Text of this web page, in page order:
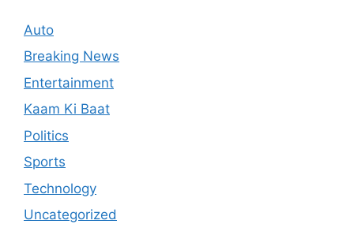
Auto
Breaking News
Entertainment
Kaam Ki Baat
Politics
Sports
Technology
Uncategorized